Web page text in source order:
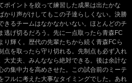
ポイントを絞って練習した成果は出たかな
かり声がけしてもこの子達らしくない。決勝
きるチームはなかなかいない。ほとんどのチ
逃げ切るだろう。先に一点取ったら青森FC
り輝く。歴代の先輩たちから続く青森FCら
点を取ったら守り切れる。先制点も必ず入れ
大丈夫、みんななら絶対できる。後は余計な
の集中力を高めさせた。この試合前のミーテ
フルに考えた大事なタイミングでした。あれ